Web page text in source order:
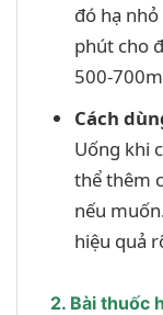
đó hạ
phút cho
500-
Cách
Uống khi
thể thêm
nếu
hiệu quả
2. Bài thuốc